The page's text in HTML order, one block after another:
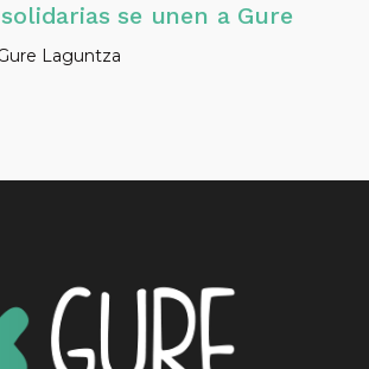
se unen a Gure
Laguntza